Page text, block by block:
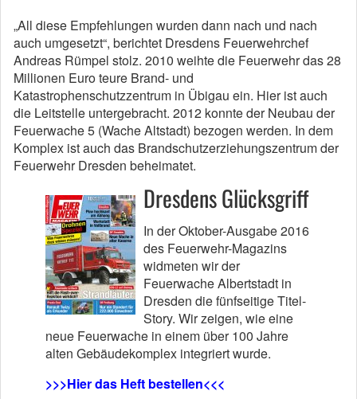
„All diese Empfehlungen wurden dann nach und nach
auch umgesetzt“, berichtet Dresdens Feuerwehrchef
Andreas Rümpel stolz. 2010 weihte die Feuerwehr das 28
Millionen Euro teure Brand- und
Katastrophenschutzzentrum in Übigau ein. Hier ist auch
die Leitstelle untergebracht. 2012 konnte der Neubau der
Feuerwache 5 (Wache Altstadt) bezogen werden. In dem
Komplex ist auch das Brandschutzerziehungszentrum der
Feuerwehr Dresden beheimatet.
Dresdens Glücksgriff
In der Oktober-Ausgabe 2016
des Feuerwehr-Magazins
widmeten wir der
Feuerwache Albertstadt in
Dresden die fünfseitige Titel-
Story. Wir zeigen, wie eine
neue Feuerwache in einem über 100 Jahre
alten Gebäudekomplex integriert wurde.
>>>Hier das Heft bestellen<<<